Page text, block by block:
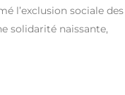
l’exclusion sociale des
solidarité naissante,